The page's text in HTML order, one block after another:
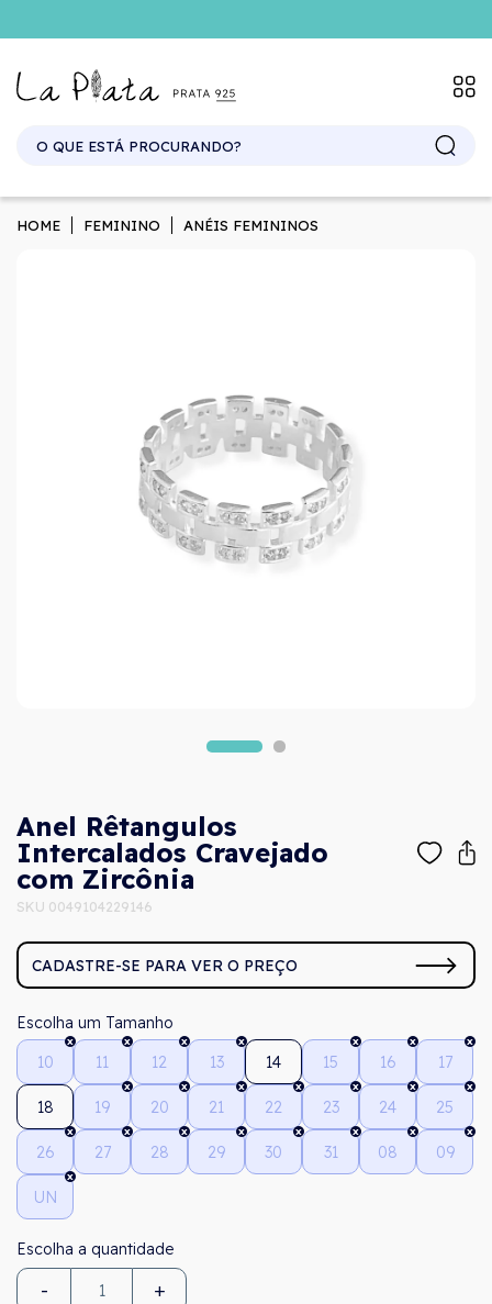
HOME FEMININO ANÉIS FEMININOS
Anel Rêtangulos
Intercalados Cravejado
com Zircônia
SKU 0049104229146
CADASTRE-SE PARA VER O PREÇO
Tamanho
10
11 12 13 14 15 16 17
18 19 20 21 22 23 24 25
26 27 28 29 30 31 08 09
UN
- +